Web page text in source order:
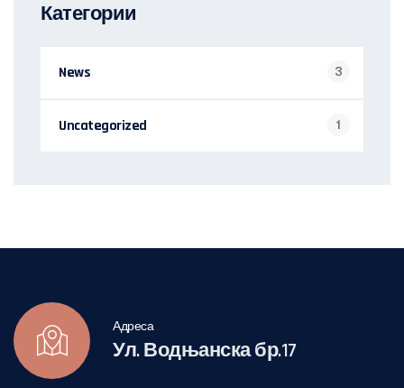
Категории
News 3
Uncategorized 1
Адреса
Ул. Водњанска бр.17